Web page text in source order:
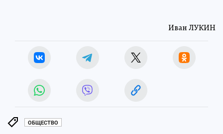
Иван ЛУКИН
ОБЩЕСТВО